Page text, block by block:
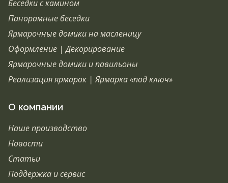
Беседки с камином
Панорамные беседки
Ярмарочные домики на масленицу
Оформление | Декорирование
Ярмарочные домики и павильоны
Реализация ярмарок | Ярмарка «под ключ»
О компании
Наше производство
Новости
Статьи
Поддержка и сервис